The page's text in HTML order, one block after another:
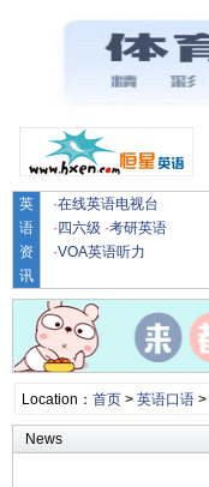
英
语
资
讯
·在线英语电视台
· 四六级 ·考研英语
·VOA英语听力
Location： 首页> 英语口语>
News